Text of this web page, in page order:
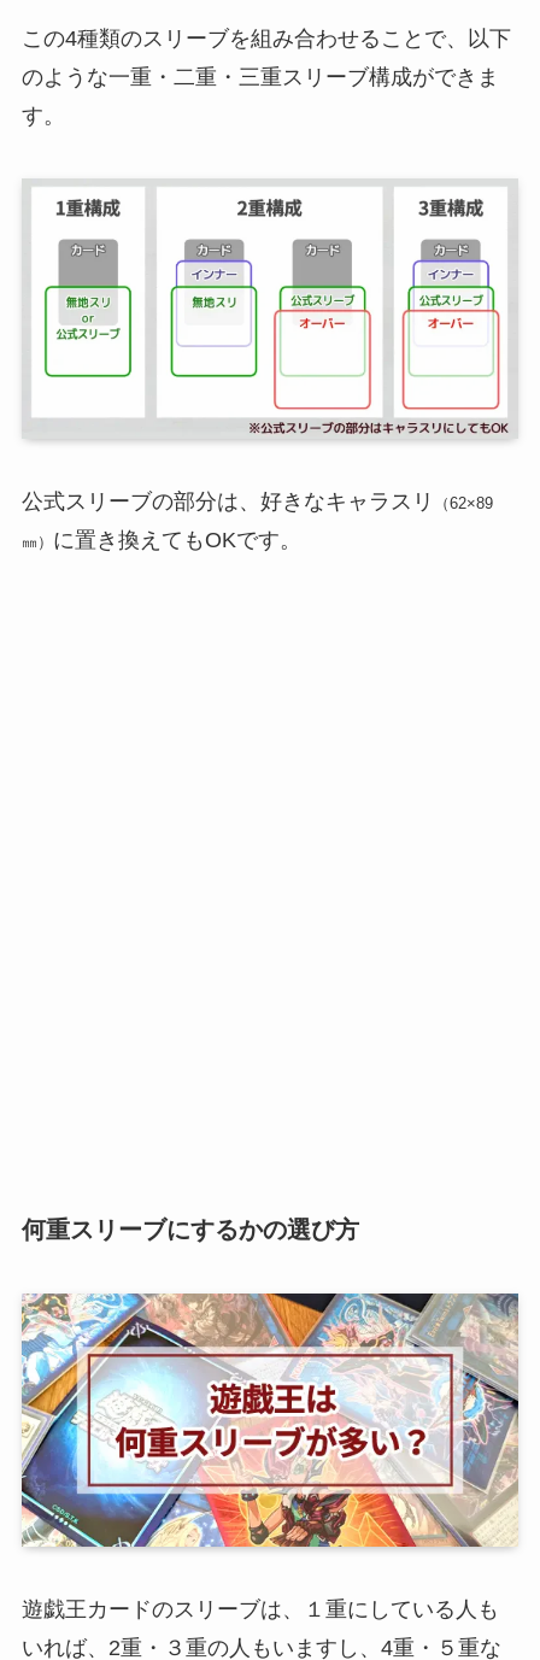
この4種類のスリーブを組み合わせることで、以下
のような一重・二重・三重スリーブ構成ができま
す。
公式スリーブの部分は、好きなキャラスリ （62×89
㎜） に置き換えてもOKです。
何重スリーブにするかの選び方
遊戯王カードのスリーブは、１重にしている人も
いれば、2重・３重の人もいますし、4重・５重な